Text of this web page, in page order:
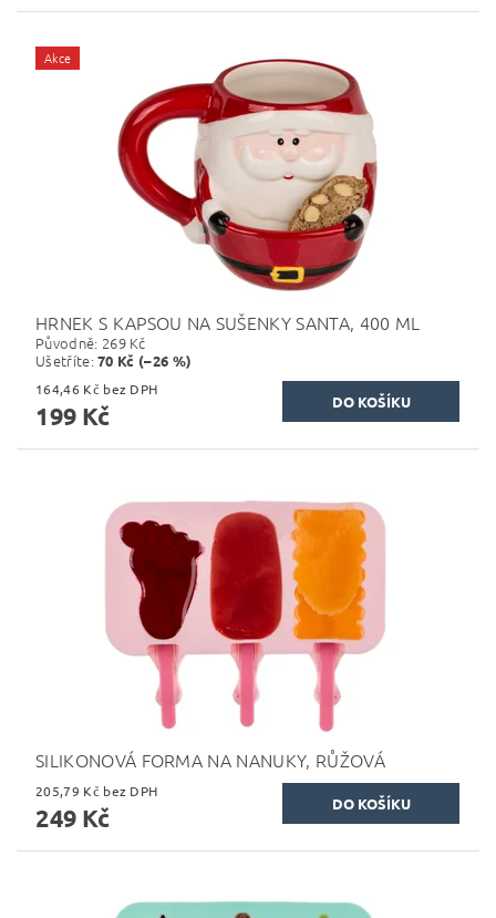
Akce
HRNEK S KAPSOU NA SUŠENKY SANTA, 400 ML
Původně: 269 Kč
Ušetříte:70 Kč (–26 %)
164,46 Kč bez DPH
199 Kč
SILIKONOVÁ FORMA NA NANUKY, RŮŽOVÁ
205,79 Kč bez DPH
249 Kč